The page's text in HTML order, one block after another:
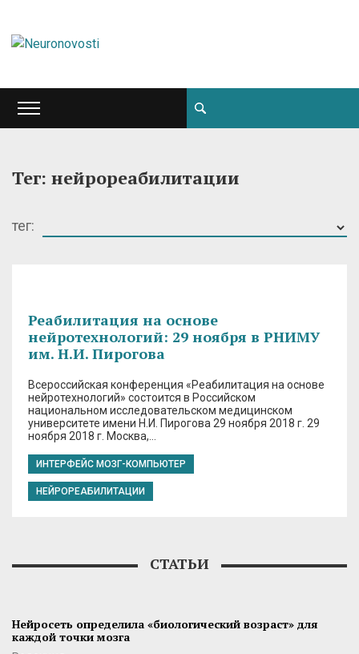
Тег: нейрореабилитации
тег:
Реабилитация на основе
нейротехнологий: 29 ноября в РНИМУ
им. Н.И. Пирогова
Всероссийская конференция «Реабилитация на основе
нейротехнологий» состоится в Российском
национальном исследовательском медицинском
университете имени Н.И. Пирогова 29 ноября 2018 г. 29
ноября 2018 г. Москва,…
ИНТЕРФЕЙС МОЗГ-КОМПЬЮТЕР
НЕЙРОРЕАБИЛИТАЦИИ
СТАТЬИ
Нейросеть определила «биологический возраст» для
каждой точки мозга